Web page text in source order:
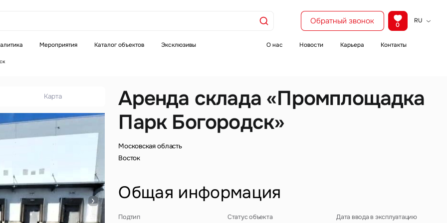
Обратный звонок 0
RU
Мероприятия Каталог объектов Эксклюзивы О нас Новости Карьера Контакты
Аренда склада «Промплощадка
Парк Богородск»
Московская область
Восток
Общая информация
Подтип Статус объекта Дата ввода в эксплуатацию
Карта
звонок
поле
Это обязательное поле
Введен неверный формат
поле